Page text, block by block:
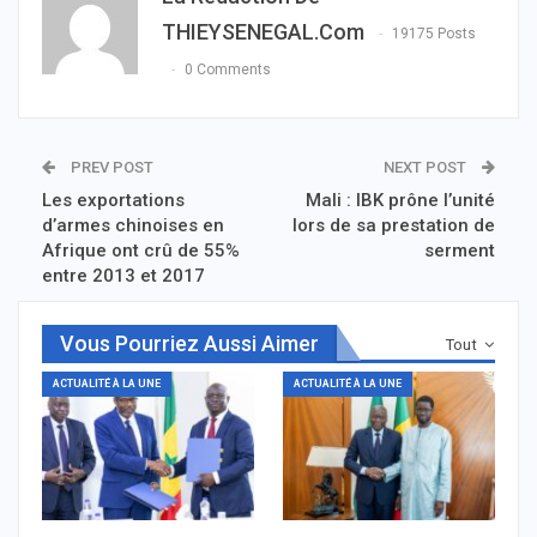
THIEYSENEGAL.com
19175 Posts
0 Comments
PREV POST
Les exportations
d’armes chinoises en
Afrique ont crû de 55%
entre 2013 et 2017
NEXT POST
Mali : IBK prône l’unité
lors de sa prestation de
serment
Tout
Vous Pourriez Aussi Aimer
ACTUALITÉ À LA UNE ACTUALITÉ À LA UNE